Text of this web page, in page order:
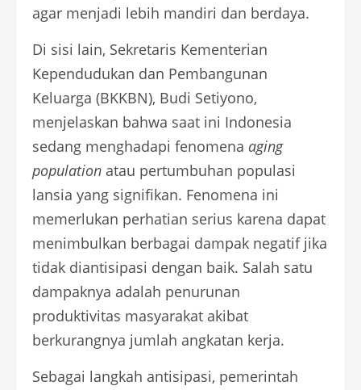
agar menjadi lebih mandiri dan berdaya.
Di sisi lain, Sekretaris Kementerian
Kependudukan dan Pembangunan
Keluarga (BKKBN), Budi Setiyono,
menjelaskan bahwa saat ini Indonesia
sedang menghadapi fenomena aging
population atau pertumbuhan populasi
lansia yang signifikan. Fenomena ini
memerlukan perhatian serius karena dapat
menimbulkan berbagai dampak negatif jika
tidak diantisipasi dengan baik. Salah satu
dampaknya adalah penurunan
produktivitas masyarakat akibat
berkurangnya jumlah angkatan kerja.
Sebagai langkah antisipasi, pemerintah